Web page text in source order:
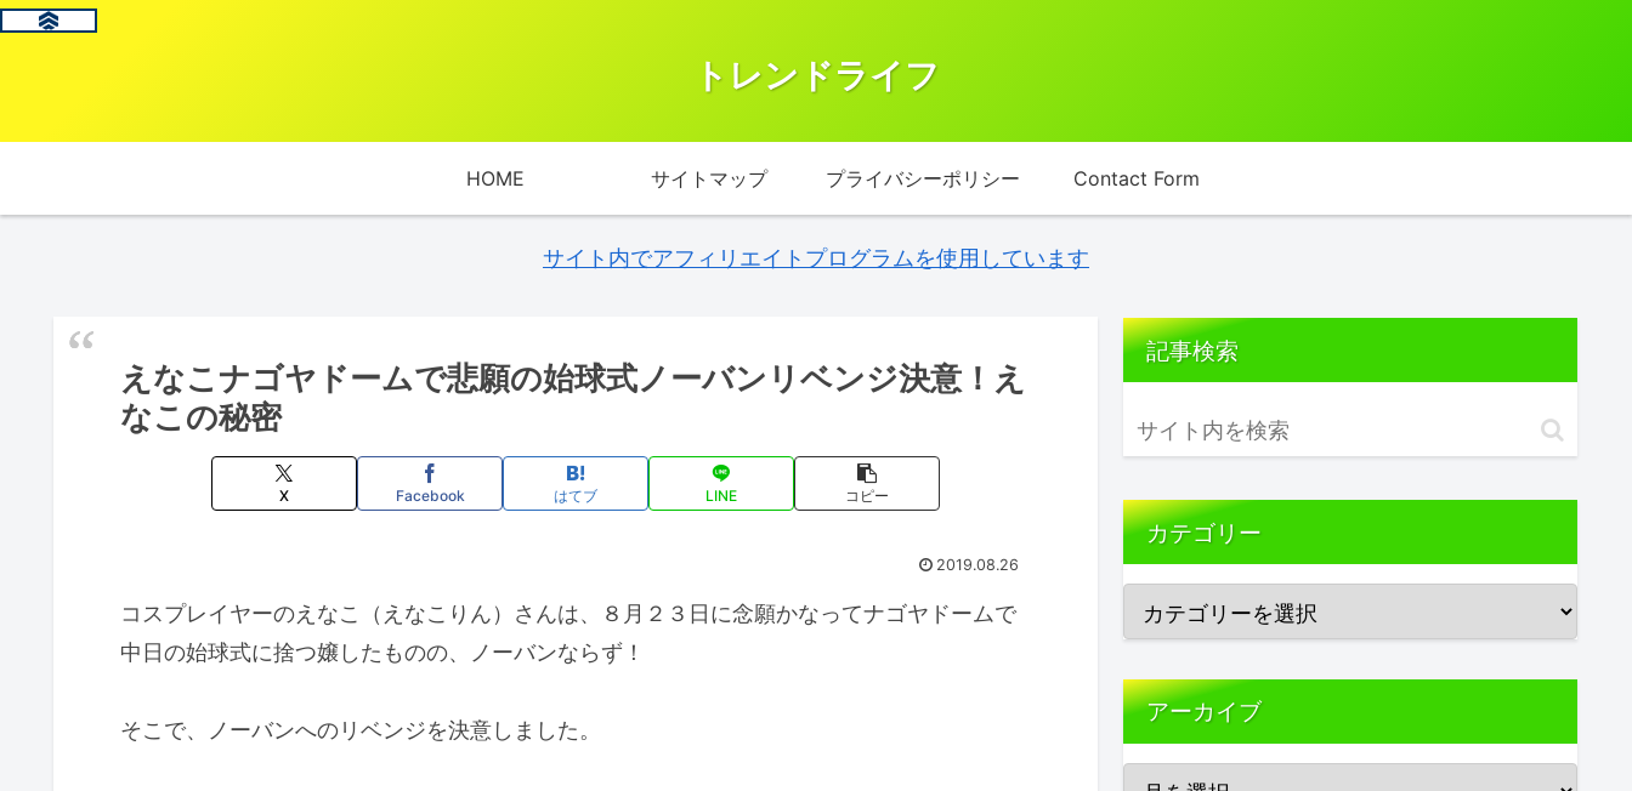
トレンドライフ
HOME サイトマップ プライバシーポリシー Contact Form
サイト内でアフィリエイトプログラムを使用しています
えなこナゴヤドームで悲願の始球式ノーバンリベンジ決意！え
なこの秘密
X Facebook はてブ LINE コピー
2019.08.26
コスプレイヤーのえなこ（えなこりん）さんは、８月２３日に念願かなってナゴヤドームで
中日の始球式に捨つ嬢したものの、ノーバンならず！
そこで、ノーバンへのリベンジを決意しました。
記事検索
カテゴリー
アーカイブ